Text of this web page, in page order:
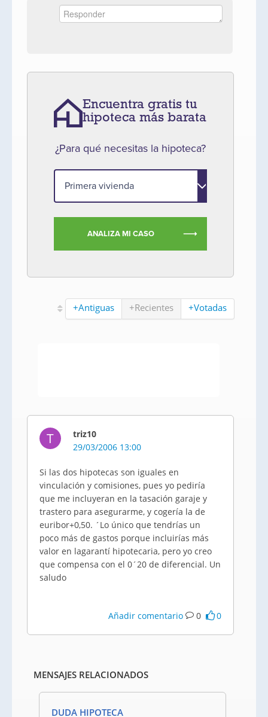
Encuentra gratis tu
hipoteca más barata
¿Para qué necesitas la hipoteca?
ANALIZA MI CASO
+Antiguas +Recientes +Votadas
T
triz10
29/03/2006 13:00
Si las dos hipotecas son iguales en
vinculación y comisiones, pues yo pediría
que me incluyeran en la tasación garaje y
trastero para asegurarme, y cogería la de
euribor+0,50. ´Lo único que tendrías un
poco más de gastos porque incluirías más
valor en lagarantí hipotecaria, pero yo creo
que compensa con el 0´20 de diferencial. Un
saludo
Añadir comentario 0 0
MENSAJES RELACIONADOS
DUDA HIPOTECA